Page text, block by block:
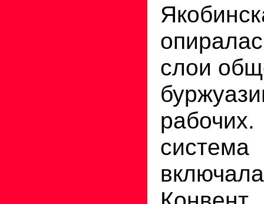
слои